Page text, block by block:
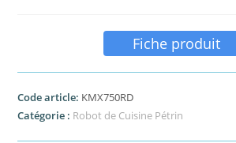
Fiche produit
Code article: KMX750RD
Catégorie : Robot de Cuisine Pétrin